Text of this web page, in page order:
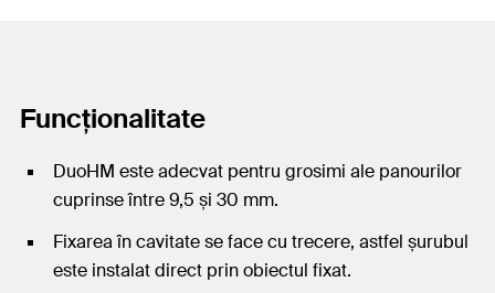
Funcționalitate
DuoHM este adecvat pentru grosimi ale panourilor
cuprinse între 9,5 și 30 mm.
Fixarea în cavitate se face cu trecere, astfel șurubul
este instalat direct prin obiectul fixat.